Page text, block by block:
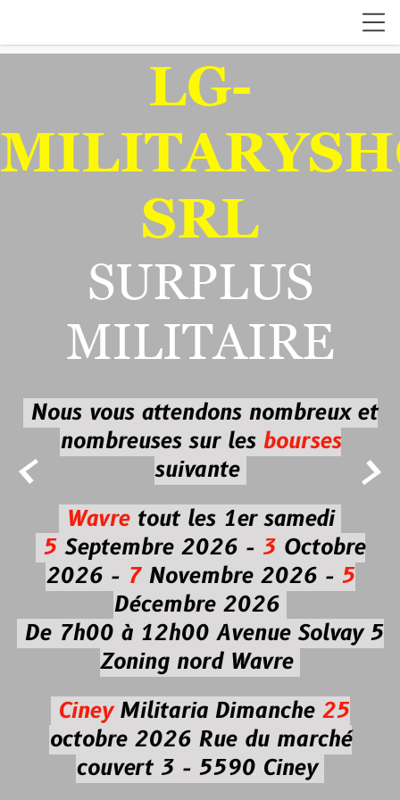
 
LG-
SRL
SURPLUS
MILITAIRE
Nous vous attendons nombreux et
nombreuses sur les bourses
suivante
Wavretout les 1er samedi
5Septembre 2026 - 3Octobre
2026 -7Novembre 2026 - 5
Décembre 2026
De 7h00 à 12h00 Avenue Solvay 5
Zoning nord Wavre
CineyMilitaria Dimanche 25
octobre 2026Rue du marché
couvert 3 - 5590 Ciney